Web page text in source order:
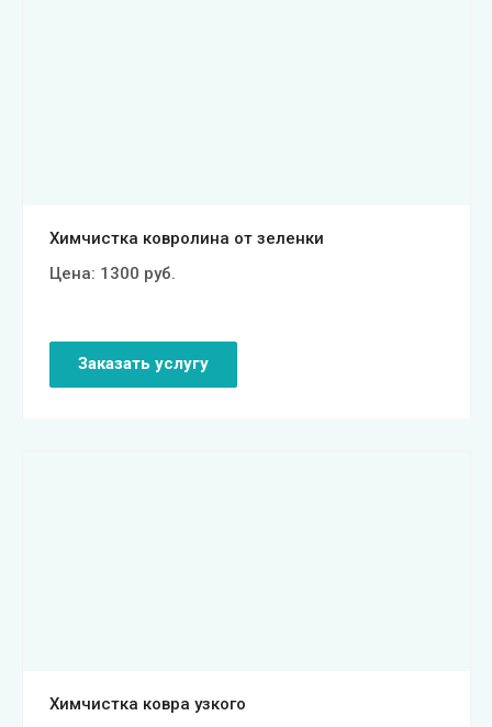
Химчистка ковролина от зеленки
Цена: 1300 руб.
Заказать услугу
Химчистка ковра узкого